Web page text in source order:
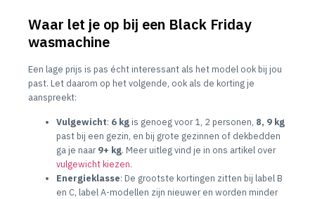
Waar let je op bij een Black Friday
wasmachine
Een lage prijs is pas écht interessant als het model ook bij jou
past. Let daarom op het volgende, ook als de korting je
aanspreekt:
Vulgewicht: 6 kg is genoeg voor 1, 2 personen, 8, 9 kg
past bij een gezin, en bij grote gezinnen of dekbedden
ga je naar9+ kg. Meer uitleg vind je in ons artikel over
vulgewicht kiezen.
Energieklasse: De grootste kortingen zitten bij label B
en C, label A-modellen zijn nieuwer en worden minder